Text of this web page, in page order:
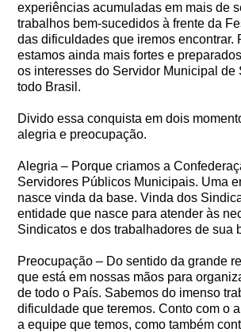
experiências acumuladas em mais de
trabalhos bem-sucedidos à frente da
das dificuldades que iremos encontrar.
estamos ainda mais fortes e
os interesses do Servidor Municipal de
todo Brasil.
Divido essa conquista em dois
alegria e preocupação.
Alegria – Porque criamos a
Servidores Públicos Municipais. Uma
nasce vinda da base. Vinda dos
entidade que nasce para atender às
Sindicatos e dos trabalhadores de sua
Preocupação – Do sentido da grande
que está em nossas mãos para
de todo o País. Sabemos do imenso
dificuldade que teremos. Conto com o
a equipe que temos, como também